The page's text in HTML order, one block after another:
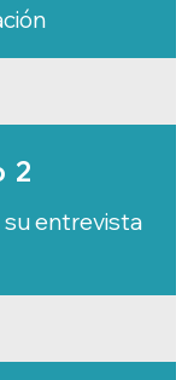
2
su entrevista